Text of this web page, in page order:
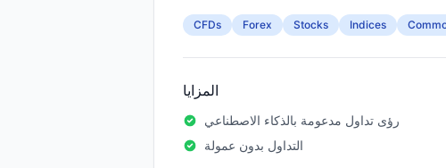
CFDs Forex Stocks Indices
المزايا
رؤى تداول مدعومة بالذكاء الاصطناعي
التداول بدون عمولة